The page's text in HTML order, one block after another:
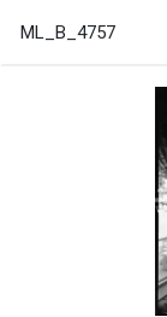
ML_B_4757